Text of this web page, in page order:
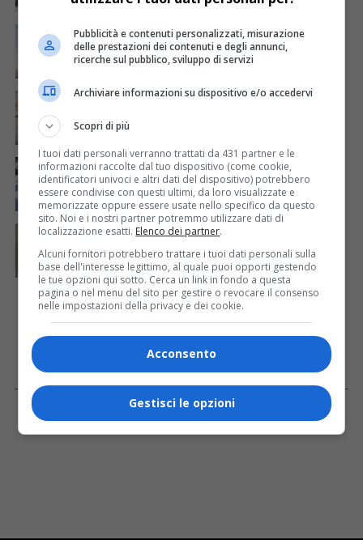
ECONOMIA & LAVORO
Bollette più leggere nei condomini, nuovo bando FVG
per l’efficientamento energetico
CRONACA & ATTUALITÀ 4 giorni fa
folgorazione alle Ferriere Nord di Osoppo
CRONACA & ATTUALITÀ 3 giorni fa
Arrivano 142 nuovi poliziotti in Friuli-Venezia Giulia:
61 saranno assegnati a Trieste
CRONACA & ATTUALITÀ 4 giorni fa
Mattia Ranghetti morto dopo l’infortunio alle
Ferriere Nord, i sindacati: «Tragedia inaccettabile»
Facebook
Pubblicità e contenuti personalizzati, misurazione
delle prestazioni dei contenuti e degli annunci,
ricerche sul pubblico, sviluppo di servizi
Archiviare informazioni su dispositivo e/o accedervi
Scopri di più
I tuoi dati personali verranno trattati da 431 partner e le
informazioni raccolte dal tuo dispositivo (come cookie,
identificatori univoci e altri dati del dispositivo) potrebbero
essere condivise con questi ultimi, da loro visualizzate e
memorizzate oppure essere usate nello specifico da questo
sito. Noi e i nostri partner potremmo utilizzare dati di
localizzazione esatti. Elenco dei partner.
Alcuni fornitori potrebbero trattare i tuoi dati personali sulla
base dell'interesse legittimo, al quale puoi opporti gestendo
le tue opzioni qui sotto. Cerca un link in fondo a questa
pagina o nel menu del sito per gestire o revocare il consenso
nelle impostazioni della privacy e dei cookie.
Acconsento
Gestisci le opzioni